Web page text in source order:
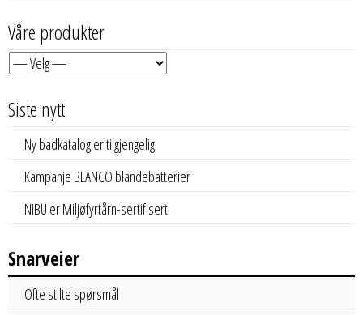
Våre produkter
Siste nytt
Ny badkatalog er tilgjengelig
Kampanje BLANCO blandebatterier
NIBU er Miljøfyrtårn-sertifisert
Snarveier
Ofte stilte spørsmål